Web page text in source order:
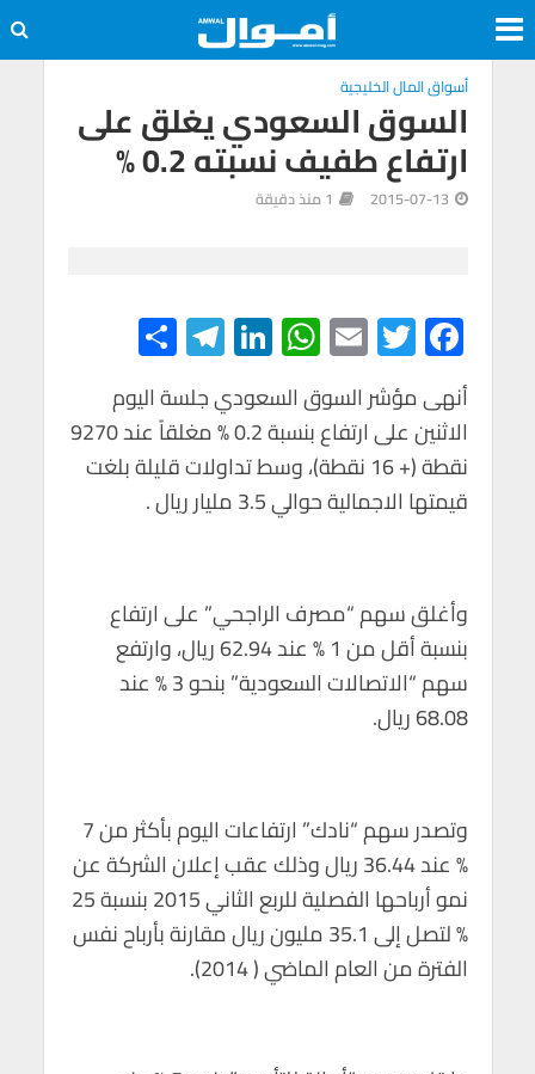
أسواق المال الخليجية
السوق السعودي يغلق على
ارتفاع طفيف نسبته 0.2 %
2015-07-13 1 منذ دقيقة
F
ac
e
b
o
o
T
wi
tt
er
E
m
ail
W
h
at
s
A
p
Li
n
ke
dI
n
Te
le
gr
a
m
h
ar
e
أنهى مؤشر السوق السعودي جلسة اليوم
الاثنين على ارتفاع بنسبة 0.2 % مغلقاً عند 9270
نقطة (+ 16 نقطة)، وسط تداولات قليلة بلغت
قيمتها الاجمالية حوالي 3.5 مليار ريال .
وأغلق سهم “مصرف الراجحي” على ارتفاع
بنسبة أقل من 1 % عند 62.94 ريال، وارتفع
سهم “الاتصالات السعودية” بنحو 3 % عند
68.08 ريال.
وتصدر سهم “نادك” ارتفاعات اليوم بأكثر من 7
% عند 36.44 ريال وذلك عقب إعلان الشركة عن
نمو أرباحها الفصلية للربع الثاني 2015 بنسبة 25
% لتصل إلى 35.1 مليون ريال مقارنة بأرباح نفس
الفترة من العام الماضي ( 2014).